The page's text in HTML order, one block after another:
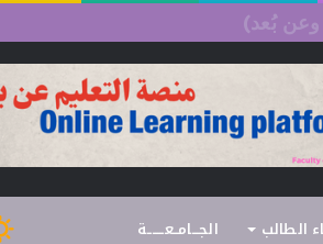
الطالب الجـــامــعـــــــة